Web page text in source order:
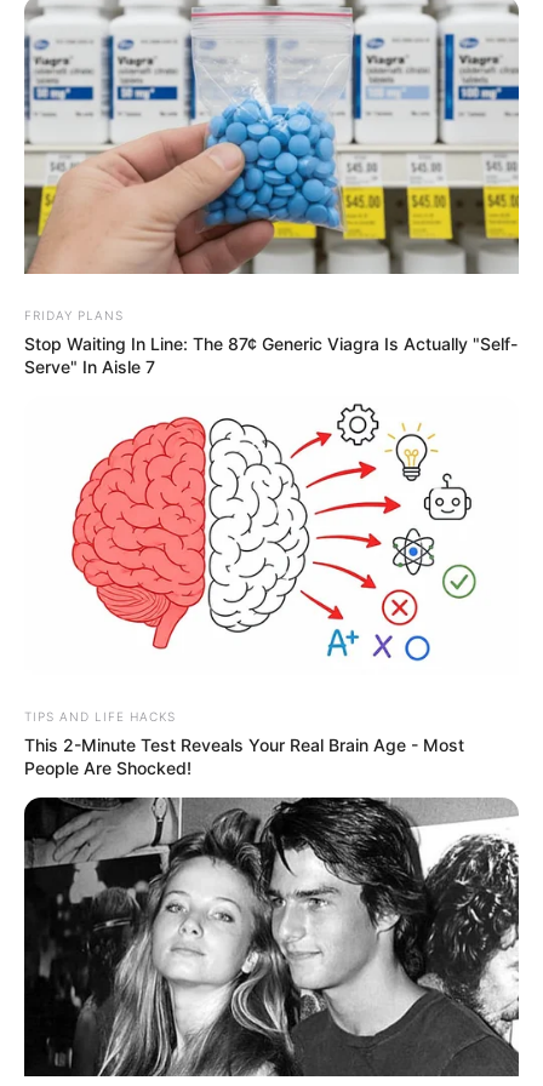
gemeinsame Rechtsanwalt Christian Schertz bestätigte
damals der "Deutschen Presse-Agentur" die Trennung.
Im Februar 2019 hatte sich Bettina Wulff bei einer
Veranstaltung in Hannover dann erstmals öffentlich
mit Jan-Henrik Behnken, dem Musiklehrer ihrer Söhne,
gezeigt. Das Beziehungsaus bestätigten beide im
Oktober 2020 unter anderem der "Bild".
FRIDAY PLANS
Stop Waiting In Line: The 87¢ Generic Viagra Is Actually "Self-
Serve" In Aisle 7
TIPS AND LIFE HACKS
This 2-Minute Test Reveals Your Real Brain Age - Most
People Are Shocked!